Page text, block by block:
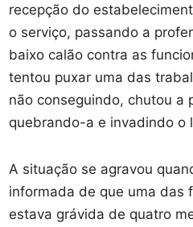
recepção do
o serviço, passando a
baixo calão contra as
tentou puxar uma das
não conseguindo, chutou a
quebrando-a e invadindo o
A situação se agravou
informada de que uma das
estava grávida de quatro